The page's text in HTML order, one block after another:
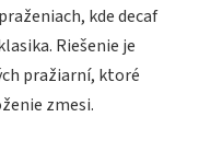
kde decaf
Riešenie je
pražiarní, ktoré
zmesi.